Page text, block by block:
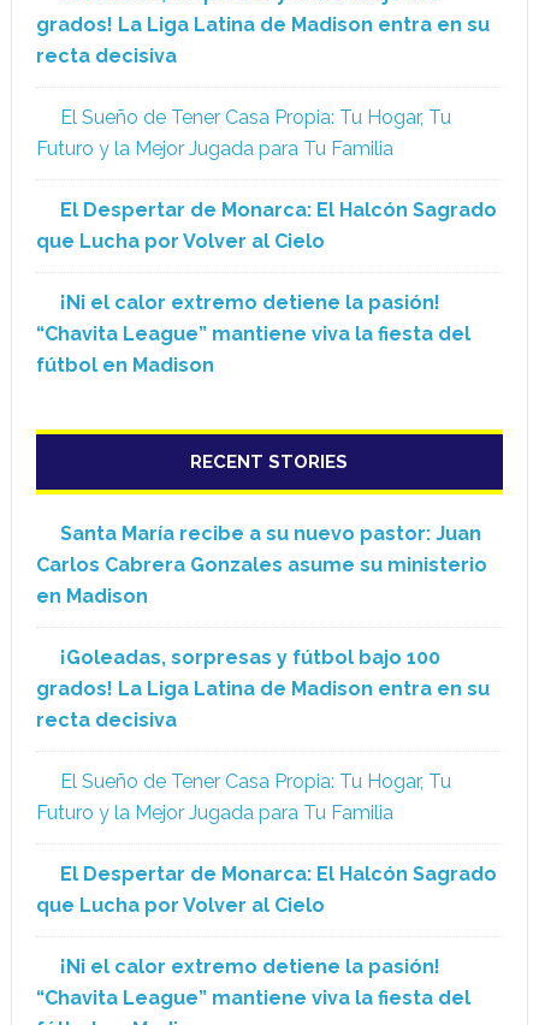
grados! La Liga Latina de Madison entra en su
recta decisiva
El Sueño de Tener Casa Propia: Tu Hogar, Tu
Futuro y la Mejor Jugada para Tu Familia
El Despertar de Monarca: El Halcón Sagrado
que Lucha por Volver al Cielo
¡Ni el calor extremo detiene la pasión!
“Chavita League” mantiene viva la fiesta del
fútbol en Madison
RECENT STORIES
Santa María recibe a su nuevo pastor: Juan
Carlos Cabrera Gonzales asume su ministerio
en Madison
¡Goleadas, sorpresas y fútbol bajo 100
grados! La Liga Latina de Madison entra en su
recta decisiva
El Sueño de Tener Casa Propia: Tu Hogar, Tu
Futuro y la Mejor Jugada para Tu Familia
El Despertar de Monarca: El Halcón Sagrado
que Lucha por Volver al Cielo
¡Ni el calor extremo detiene la pasión!
“Chavita League” mantiene viva la fiesta del